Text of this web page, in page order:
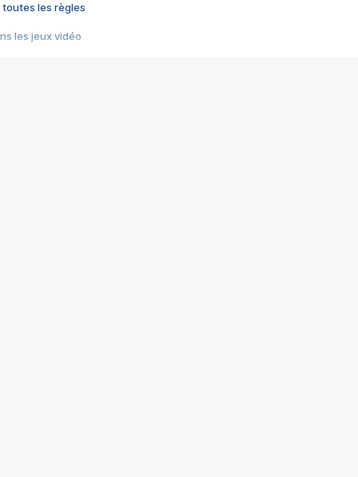
toutes les règles
les jeux vidéo